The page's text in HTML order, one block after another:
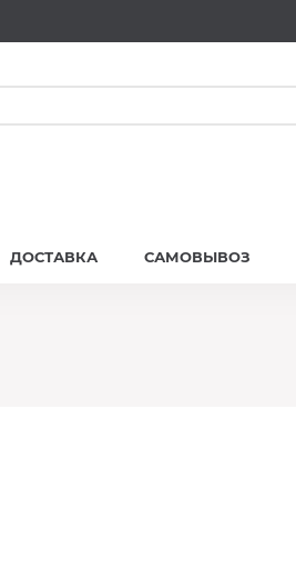
ДОСТАВКА САМОВЫВОЗ